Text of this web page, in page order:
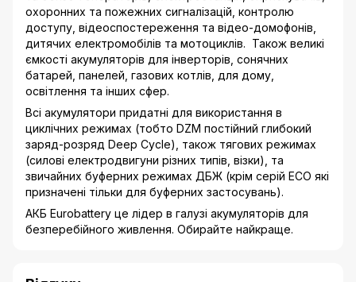
охоронних та пожежних сигналізацій, контролю
доступу, відеоспостереження та відео-домофонів,
дитячих електромобілів та мотоциклів. Також великі
ємкості акумуляторів для інверторів, сонячних
батарей, панелей, газових котлів, для дому,
освітлення та інших сфер.
Всі акумулятори придатні для використання в
циклічних режимах (тобто DZM постійний глибокий
заряд-розряд Deep Cycle), також тягових режимах
(силові електродвигуни різних типів, візки), та
звичайних буферних режимах ДБЖ (крім серій ECO які
призначені тільки для буферних застосувань).
АКБ Eurobattery це лідер в галузі акумуляторів для
безперебійного живлення. Обирайте найкраще.